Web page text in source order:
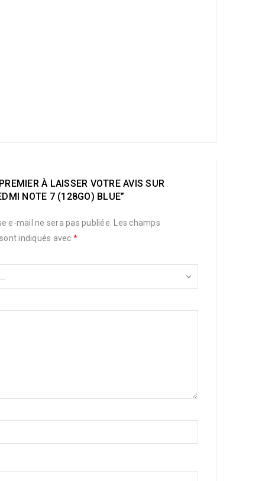
À LAISSER VOTRE AVIS SUR
NOTE 7 (128GO) BLUE”
e-mail ne sera pas publiée.
Les champs
indiqués avec *